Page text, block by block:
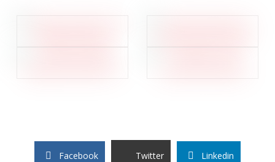
Facebook Twitter Linkedin